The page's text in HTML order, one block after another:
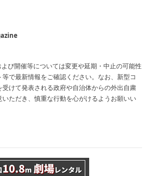
び開催等については変更や延期・中止の可能性
で最新情報をご確認ください。なお、新型コ
受けて発表される政府や自治体からの外出自粛
ただき、慎重な行動を心がけるようお願いい